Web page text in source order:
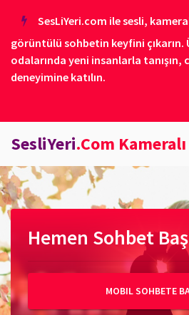
SesLiYeri.com ile sesli,
görüntülü sohbetin keyfini çıkarın.
odalarında yeni insanlarla tanışın,
deneyimine katılın.
SesliYeri.Com
Hemen Sohbet
MOBIL SOHBETE